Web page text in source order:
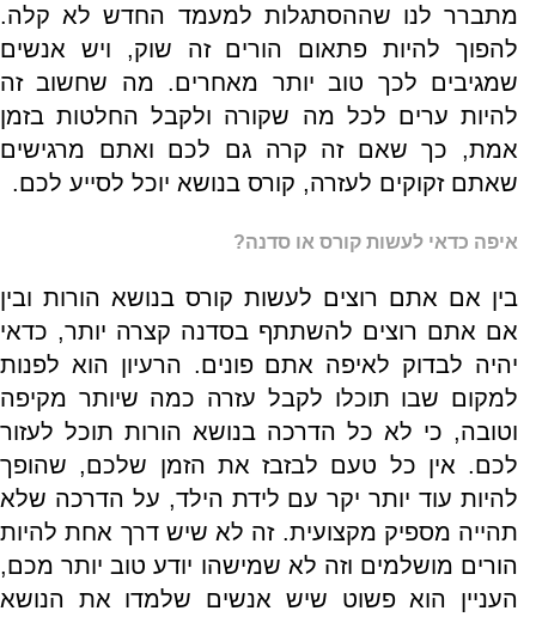
מתברר לנו שההסתגלות למעמד החדש לא קלה.
להפוך להיות פתאום הורים זה שוק, ויש אנשים
שמגיבים לכך טוב יותר מאחרים. מה שחשוב זה
להיות ערים לכל מה שקורה ולקבל החלטות בזמן
אמת, כך שאם זה קרה גם לכם ואתם מרגישים
שאתם זקוקים לעזרה, קורס בנושא יוכל לסייע לכם.
איפה כדאי לעשות קורס או סדנה?
בין אם אתם רוצים לעשות קורס בנושא הורות ובין
אם אתם רוצים להשתתף בסדנה קצרה יותר, כדאי
יהיה לבדוק לאיפה אתם פונים. הרעיון הוא לפנות
למקום שבו תוכלו לקבל עזרה כמה שיותר מקיפה
וטובה, כי לא כל הדרכה בנושא הורות תוכל לעזור
לכם. אין כל טעם לבזבז את הזמן שלכם, שהופך
להיות עוד יותר יקר עם לידת הילד, על הדרכה שלא
תהייה מספיק מקצועית. זה לא שיש דרך אחת להיות
הורים מושלמים וזה לא שמישהו יודע טוב יותר מכם,
העניין הוא פשוט שיש אנשים שלמדו את הנושא